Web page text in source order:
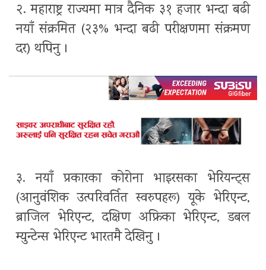
२. महाराष्ट्र राज्यमा मात्र दैनिक ३१ हजार भन्दा बढी
नयाँ संक्रमित (२३% भन्दा बढी परीक्षणमा संक्रमण
दर) थपिनु ।
३. नयाँ प्रकारका कोरोना भाइरसका भेरियन्ट्स
(आनुवंशिक उत्परिवर्तित स्वरुपहरू) यूके भेरिएन्ट,
ब्राजिल भेरिएन्ट, दक्षिण अफ्रिका भेरिएन्ट, डबल
म्युन्टेन्स भेरिएन्ट भारतमै देखिनु ।